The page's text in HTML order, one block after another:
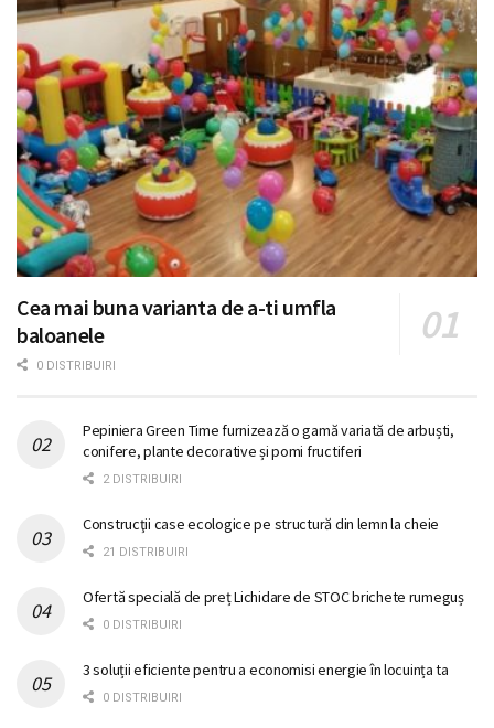
Cea mai buna varianta de a-ti umfla
baloanele
0 DISTRIBUIRI
Pepiniera Green Time furnizează o gamă variată de arbuști,
conifere, plante decorative și pomi fructiferi
2 DISTRIBUIRI
Construcţii case ecologice pe structură din lemn la cheie
21 DISTRIBUIRI
Ofertă specială de preț Lichidare de STOC brichete rumeguș
0 DISTRIBUIRI
3 soluții eficiente pentru a economisi energie în locuința ta
0 DISTRIBUIRI